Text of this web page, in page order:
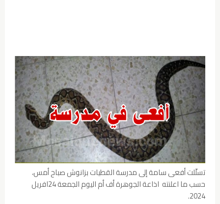
تسلّلت أفعى سامة إلى مدرسة القطيات بزانوش صباح أمس،
حسب ما اعلنته اذاعة الجوهرة أف أم اليوم الجمعة 24افريل
2024.